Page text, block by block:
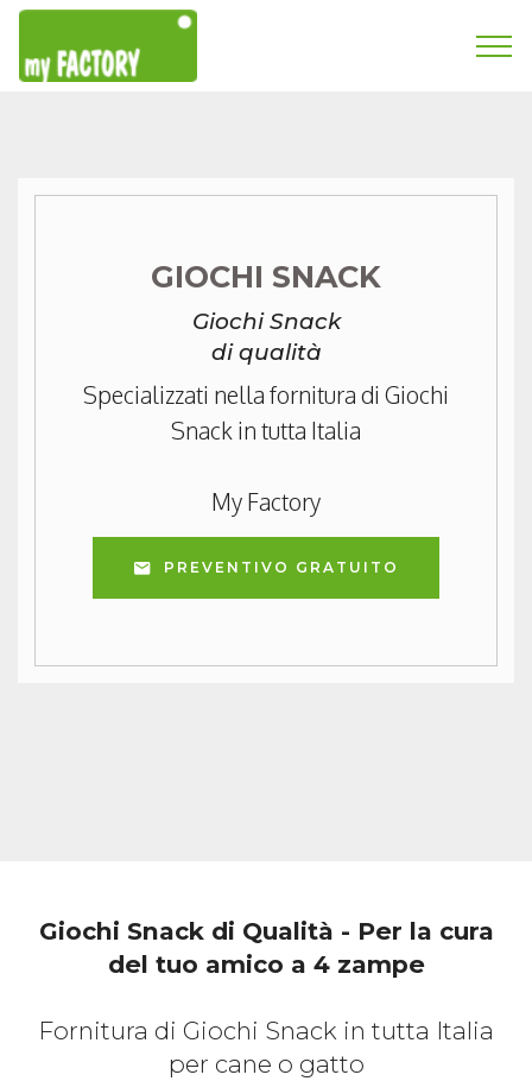
GIOCHI SNACK
Giochi Snack
di qualità
Specializzati nella fornitura di Giochi
Snack in tutta Italia
My Factory
PREVENTIVO GRATUITO
Giochi Snack di Qualità - Per la cura
del tuo amico a 4 zampe
Fornitura di Giochi Snack in tutta Italia
per cane o gatto